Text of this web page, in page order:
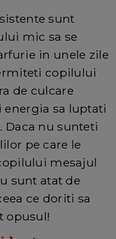
sunt
mic sa se
in unele zile
copilului
de culcare
sa luptati
Daca nu sunteti
pe care le
mesajul
sunt atat de
ce doriti sa
opusul!